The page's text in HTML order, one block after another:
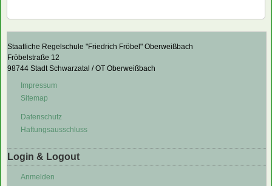
Staatliche Regelschule "Friedrich Fröbel" Oberweißbach
Fröbelstraße 12
98744 Stadt Schwarzatal / OT Oberweißbach
Impressum
Sitemap
Datenschutz
Haftungsausschluss
Login & Logout
Anmelden